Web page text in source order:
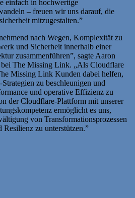
einfach in hochwertige
– freuen wir uns darauf, die
mitzugestalten.”
nach Wegen, Komplexität zu
und Sicherheit innerhalb einer
zusammenführen”, sagte Aaron
The Missing Link. „Als Cloudflare
Missing Link Kunden dabei helfen,
zu beschleunigen und
und operative Effizienz zu
der Cloudflare-Plattform mit unserer
ermöglicht es uns,
von Transformationsprozessen
zu unterstützen.”